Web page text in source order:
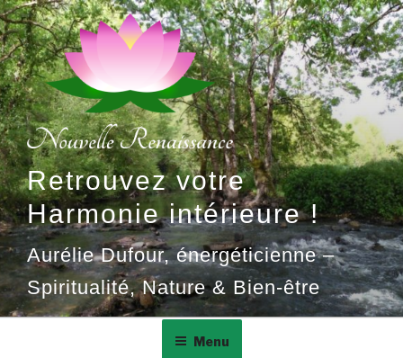
Aller
au
contenu
principal
Retrouvez votre
Harmonie intérieure !
Aurélie Dufour, énergéticienne –
Spiritualité, Nature & Bien-être
Menu